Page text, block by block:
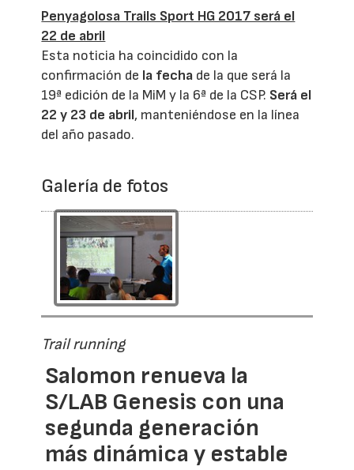
Penyagolosa Trails Sport HG 2017 será el
22 de abril
Esta noticia ha coincidido con la
confirmación de la fecha de la que será la
19ª edición de la MiM y la 6ª de la CSP. Será el
22 y 23 de abril, manteniéndose en la línea
del año pasado.
Galería de fotos
Trail running
Salomon renueva la
S/LAB Genesis con una
segunda generación
más dinámica y estable